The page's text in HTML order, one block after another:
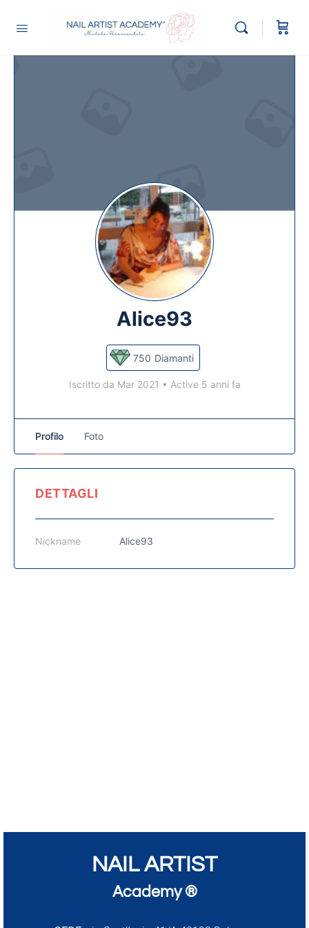
Alice93
750 Diamanti
Iscritto da Mar 2021 • Active 5 anni fa
Profilo Foto
DETTAGLI
Nickname Alice93
NAIL ARTIST
Academy ®